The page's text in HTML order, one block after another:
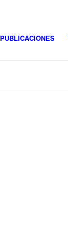
PUBLICACIONES